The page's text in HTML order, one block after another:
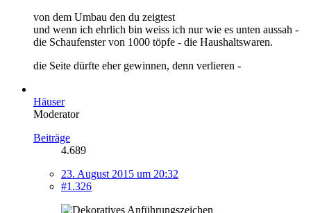
von dem Umbau den du zeigtest
und wenn ich ehrlich bin weiss ich nur wie es unten aussah -
die Schaufenster von 1000 töpfe - die Haushaltswaren.
die Seite dürfte eher gewinnen, denn verlieren -
Häuser
Moderator
Beiträge
4.689
23. August 2015 um 20:32
#1.326